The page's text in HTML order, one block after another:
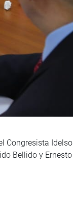
Congresista
Bellido y